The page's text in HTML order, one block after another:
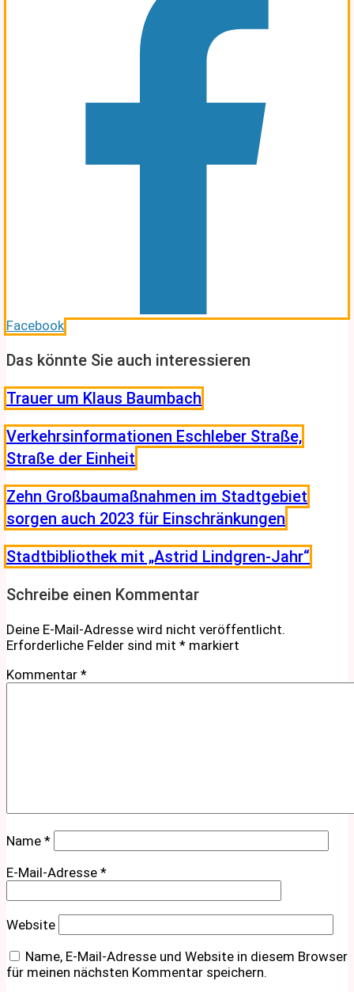
Facebook
Das könnte Sie auch interessieren
Trauer um Klaus Baumbach
Verkehrsinformationen Eschleber Straße,
Straße der Einheit
Zehn Großbaumaßnahmen im Stadtgebiet
sorgen auch 2023 für Einschränkungen
Stadtbibliothek mit „Astrid Lindgren-Jahr“
Schreibe einen Kommentar
Deine E-Mail-Adresse wird nicht veröffentlicht.
Erforderliche Felder sind mit * markiert
Kommentar *
Name *
E-Mail-Adresse *
Website
Name, E-Mail-Adresse und Website in diesem Browser
für meinen nächsten Kommentar speichern.